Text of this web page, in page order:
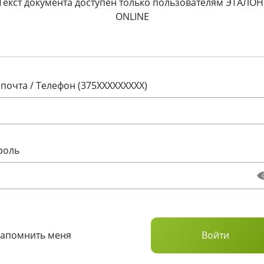
ONLINE
/ Телефон (375XXXXXXXXX)
меня